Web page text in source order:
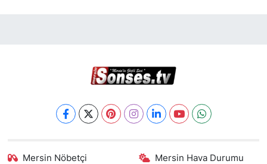
Mersin Nöbetçi
Mersin Hava Durumu